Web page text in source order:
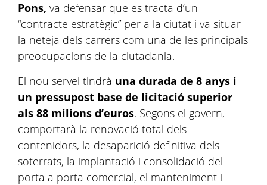
Pons, va defensar que es tracta d’un
“contracte estratègic” per a la ciutat i va situar
la neteja dels carrers com una de les principals
preocupacions de la ciutadania.
El nou servei tindrà una durada de 8 anys i
un pressupost base de licitació superior
als 88 milions d’euros. Segons el govern,
comportarà la renovació total dels
contenidors, la desaparició definitiva dels
soterrats, la implantació i consolidació del
porta a porta comercial, el manteniment i